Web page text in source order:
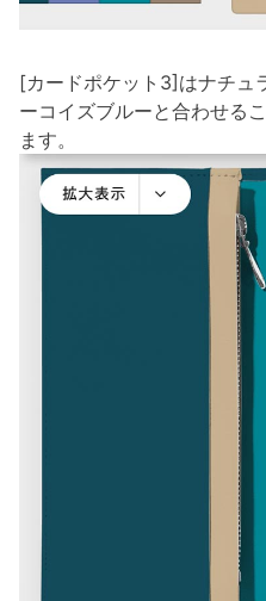
[カードポケット3]はナチュ
ーコイズブルーと合わせる
ます。